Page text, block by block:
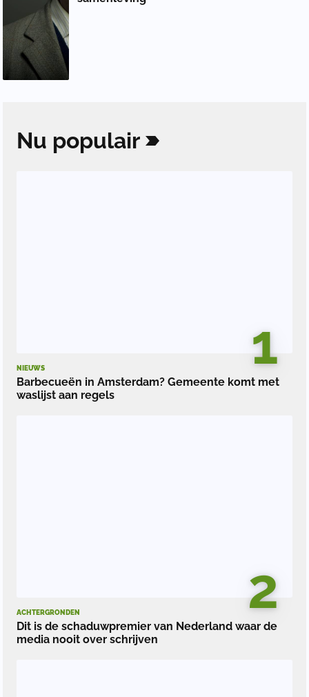
Nu populair
1
NIEUWS
Barbecueën in Amsterdam? Gemeente komt met
waslijst aan regels
2
ACHTERGRONDEN
Dit is de schaduwpremier van Nederland waar de
media nooit over schrijven